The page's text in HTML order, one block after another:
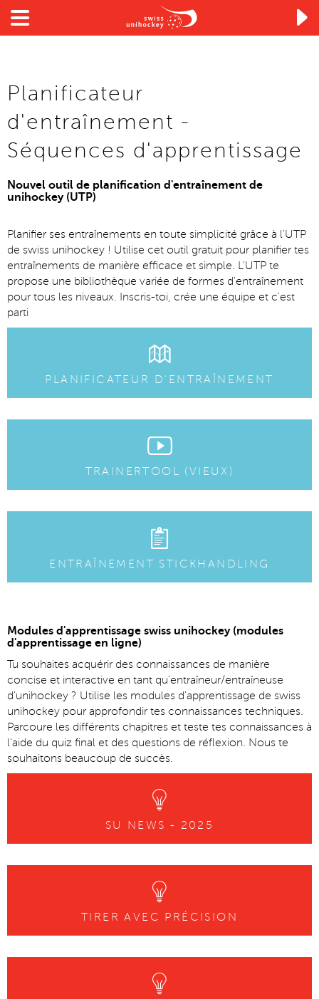

Planificateur
d'entraînement -
Séquences d'apprentissage
Nouvel outil de planification d'entraînement de
unihockey (UTP)
Planifier ses entraînements en toute simplicité grâce à l'UTP
de swiss unihockey ! Utilise cet outil gratuit pour planifier tes
entraînements de manière efficace et simple. L'UTP te
propose une bibliothèque variée de formes d'entraînement
pour tous les niveaux. Inscris-toi, crée une équipe et c'est
parti
PLANIFICATEUR D'ENTRAÎNEMENT
TRAINERTOOL (VIEUX)
ENTRAÎNEMENT STICKHANDLING
Modules d'apprentissage swiss unihockey (modules
d'apprentissage en ligne)
Tu souhaites acquérir des connaissances de manière
concise et interactive en tant qu'entraîneur/entraîneuse
d'unihockey ? Utilise les modules d'apprentissage de swiss
unihockey pour approfondir tes connaissances techniques.
Parcoure les différents chapitres et teste tes connaissances à
l'aide du quiz final et des questions de réflexion. Nous te
souhaitons beaucoup de succès.
SU NEWS - 2025
TIRER AVEC PRÉCISION